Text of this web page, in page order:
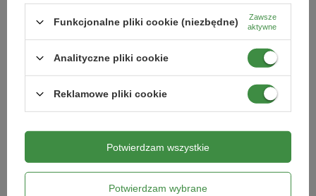
Jesli koszenie odbywa się po rosie, pokos jest wilgotny, należy kosić
bezpośrednio do kosza lub grabić go z trawnika. Ścięta trawa doskonale
nadaje się do kompostowania.
ton koszonej trawy.
Funkcjonalne pliki cookie (niezbędne)
Zawsze
aktywne
Analityczne pliki cookie
Reklamowe pliki cookie
Potwierdzam wybrane
Potwierdzam wszystkie